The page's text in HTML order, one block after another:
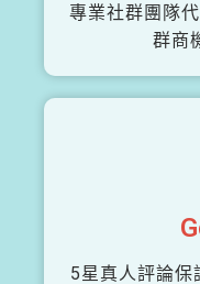
專業社群團隊
群商
5星真人評論保